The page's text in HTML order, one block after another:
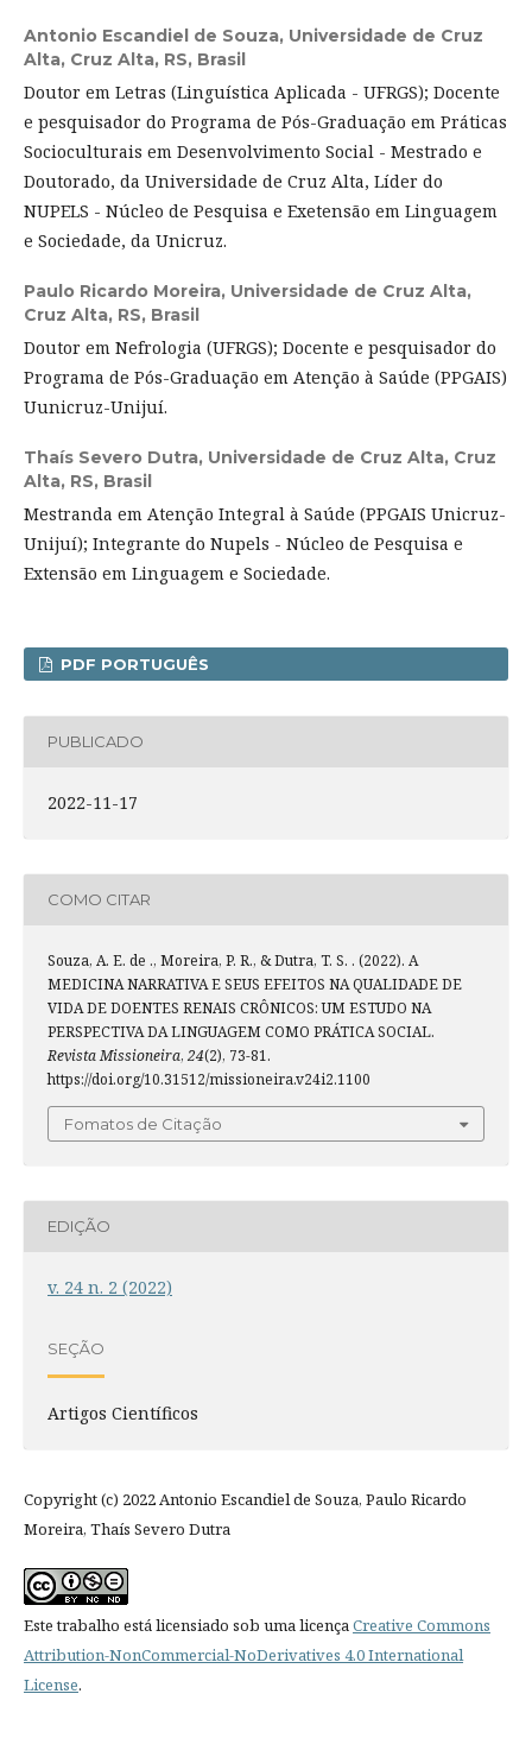
Antonio Escandiel de Souza, Universidade de Cruz
Alta, Cruz Alta, RS, Brasil
Doutor em Letras (Linguística Aplicada - UFRGS); Docente
e pesquisador do Programa de Pós-Graduação em Práticas
Socioculturais em Desenvolvimento Social - Mestrado e
Doutorado, da Universidade de Cruz Alta, Líder do
NUPELS - Núcleo de Pesquisa e Exetensão em Linguagem
e Sociedade, da Unicruz.
Paulo Ricardo Moreira, Universidade de Cruz Alta,
Cruz Alta, RS, Brasil
Doutor em Nefrologia (UFRGS); Docente e pesquisador do
Programa de Pós-Graduação em Atenção à Saúde (PPGAIS)
Uunicruz-Unijuí.
Thaís Severo Dutra, Universidade de Cruz Alta, Cruz
Alta, RS, Brasil
Mestranda em Atenção Integral à Saúde (PPGAIS Unicruz-
Unijuí); Integrante do Nupels - Núcleo de Pesquisa e
Extensão em Linguagem e Sociedade.
PDF PORTUGUÊS
PUBLICADO
2022-11-17
COMO CITAR
Souza, A. E. de ., Moreira, P. R., & Dutra, T. S. . (2022). A
MEDICINA NARRATIVA E SEUS EFEITOS NA QUALIDADE DE
VIDA DE DOENTES RENAIS CRÔNICOS: UM ESTUDO NA
PERSPECTIVA DA LINGUAGEM COMO PRÁTICA SOCIAL.
Revista Missioneira, 24(2), 73-81.
https://doi.org/10.31512/missioneira.v24i2.1100
Fomatos de Citação
EDIÇÃO
v. 24 n. 2 (2022)
SEÇÃO
Artigos Científicos
Copyright (c) 2022 Antonio Escandiel de Souza, Paulo Ricardo
Moreira, Thaís Severo Dutra
Este trabalho está licensiado sob uma licença Creative Commons
Attribution-NonCommercial-NoDerivatives 4.0 International
License.